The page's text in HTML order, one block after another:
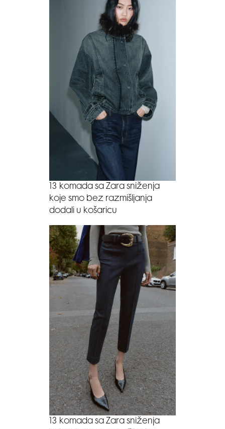
13 komada sa Zara sniženja
koje smo bez razmišljanja
dodali u košaricu
13 komada sa Zara sniženja